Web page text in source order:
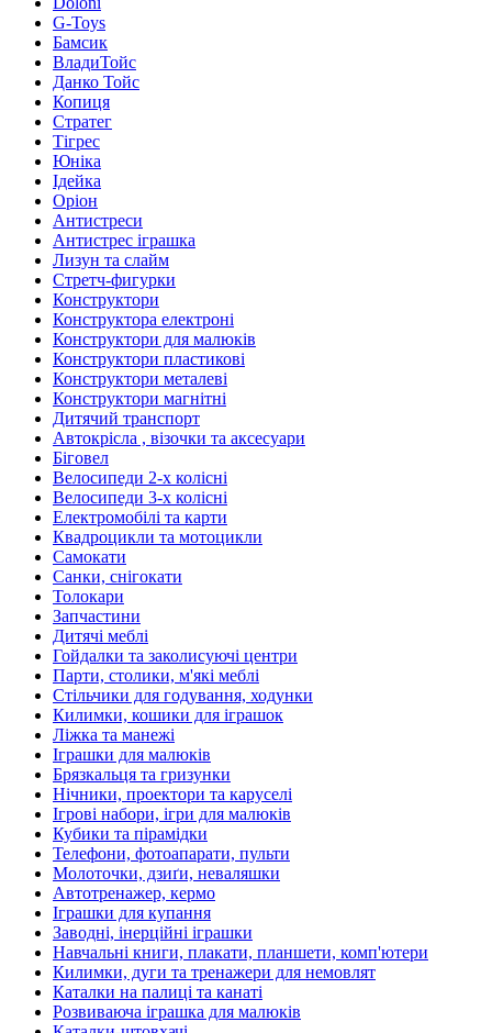
G-Toys
Бамсик
ВладиТойс
Данко Тойс
Копиця
Стратег
Тігрес
Юніка
Ідейка
Оріон
Антистреси
Антистрес іграшка
Лизун та слайм
Стретч-фигурки
Конструктори
Конструктора електроні
Конструктори для малюків
Конструктори пластикові
Конструктори металеві
Конструктори магнітні
Дитячий транспорт
Автокрісла , візочки та аксесуари
Біговел
Велосипеди 2-х колісні
Велосипеди 3-х колісні
Електромобілі та карти
Квадроцикли та мотоцикли
Самокати
Санки, снігокати
Толокари
Запчастини
Дитячі меблі
Гойдалки та заколисуючі центри
Парти, столики, м'які меблі
Стільчики для годування, ходунки
Килимки, кошики для іграшок
Ліжка та манежі
Іграшки для малюків
Брязкальця та гризунки
Нічники, проектори та каруселі
Ігрові набори, ігри для малюків
Кубики та пірамідки
Телефони, фотоапарати, пульти
Молоточки, дзиґи, неваляшки
Автотренажер, кермо
Іграшки для купання
Заводні, інерційні іграшки
Навчальні книги, плакати, планшети, комп'ютери
Килимки, дуги та тренажери для немовлят
Каталки на палиці та канаті
Розвиваюча іграшка для малюків